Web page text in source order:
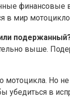
в мир
выше.
мотоцикла.​ Но не
убедиться в